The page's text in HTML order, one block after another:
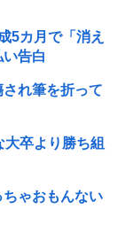
5カ月で「消え
告白
れ筆を折って
卒より勝ち組
ちゃおもんない